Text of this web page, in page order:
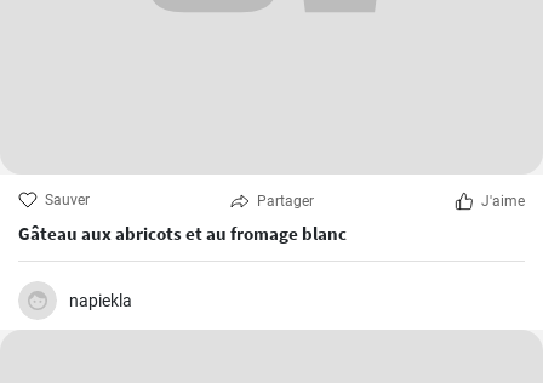
Sauver Partager J'aime
Gâteau aux abricots et au fromage blanc
napiekla